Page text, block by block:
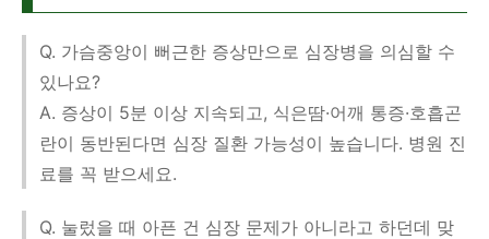
Q. 가슴중앙이 뻐근한 증상만으로 심장병을 의심할 수
있나요?
A. 증상이 5분 이상 지속되고, 식은땀·어깨 통증·호흡곤
란이 동반된다면 심장 질환 가능성이 높습니다. 병원 진
료를 꼭 받으세요.
Q. 눌렀을 때 아픈 건 심장 문제가 아니라고 하던데 맞